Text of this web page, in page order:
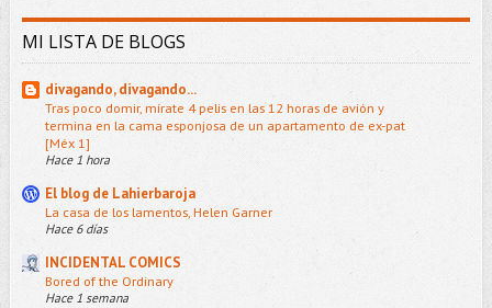
MI LISTA DE BLOGS
divagando, divagando...
Tras poco domir, mírate 4 pelis en las 12 horas de avión y
termina en la cama esponjosa de un apartamento de ex-pat
[Méx 1]
Hace 1 hora
El blog de Lahierbaroja
La casa de los lamentos, Helen Garner
Hace 6 días
INCIDENTAL COMICS
Bored of the Ordinary
Hace 1 semana